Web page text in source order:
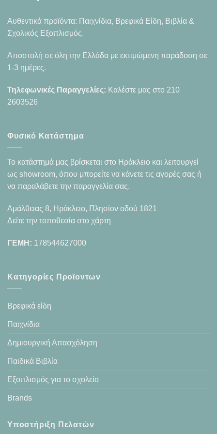
Αυθεντικά προϊόντα: Παιχνίδια, Βρεφικά Είδη, Βιβλία &
Σχολικός Εξοπλισμός.
Αποστολή σε όλη την Ελλάδα με εκτιμώμενη παράδοση σε
1-3 ημέρες.
Τηλεφωνικές Παραγγελίες: Καλέστε μας στο 210
2603526
Φυσικό Κατάστημα
Το κατάστημά μας βρίσκεται στο Ηράκλειο και λειτουργεί
ως showroom, όπου μπορείτε να κάνετε τις αγορές σας ή
να παραλάβετε την παραγγελία σας.
Αμάλθειας 8, Ηράκλειο, Πλησίον οδού 1821
Δείτε την τοποθεσία στο χάρτη
ΓΕΜΗ: 178544627000
Κατηγορίες Προϊοντων
Βρεφικά είδη
Παιχνίδια
Δημιουργική Απασχόληση
Παιδικά Βιβλία
Εξοπλισμός για το σχολείο
Brands
Υποστήριξη Πελατών